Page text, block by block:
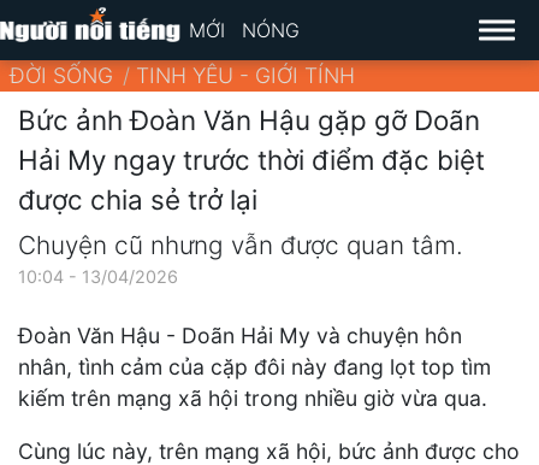
MỚI NÓNG
ĐỜI SỐNG TINH YÊU - GIỚI TÍNH
Bức ảnh Đoàn Văn Hậu gặp gỡ Doãn
Hải My ngay trước thời điểm đặc biệt
được chia sẻ trở lại
Chuyện cũ nhưng vẫn được quan tâm.
10:04 - 13/04/2026
Đoàn Văn Hậu - Doãn Hải My và chuyện hôn
nhân, tình cảm của cặp đôi này đang lọt top tìm
kiếm trên mạng xã hội trong nhiều giờ vừa qua.
Cùng lúc này, trên mạng xã hội, bức ảnh được cho